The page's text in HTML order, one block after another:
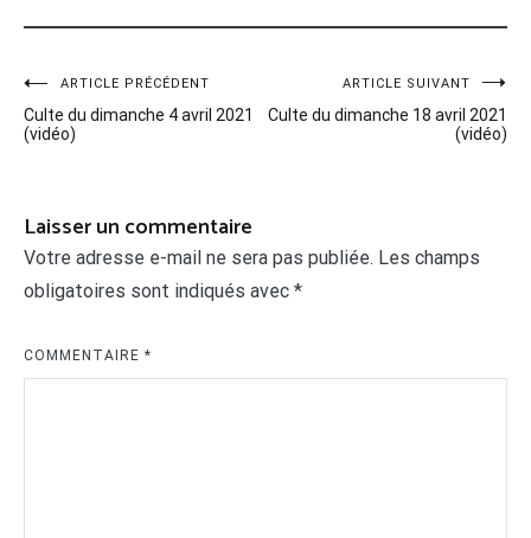
Navigation
de
ARTICLE PRÉCÉDENT
Culte du dimanche 4 avril 2021
(vidéo)
ARTICLE SUIVANT
Culte du dimanche 18 avril 2021
(vidéo)
Laisser un commentaire
Votre adresse e-mail ne sera pas publiée. Les champs
obligatoires sont indiqués avec *
COMMENTAIRE *